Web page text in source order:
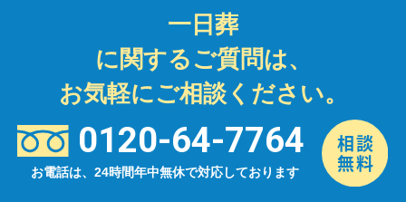
一日葬
に関するご質問は、
お気軽にご相談ください。
0120-64-7764
お電話は、24時間年中無休で対応しております